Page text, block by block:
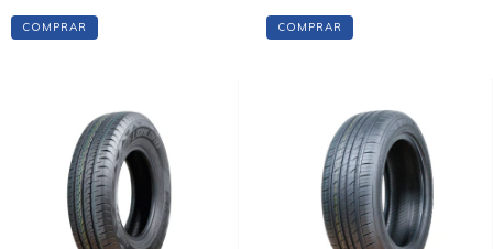
COMPRAR COMPRAR